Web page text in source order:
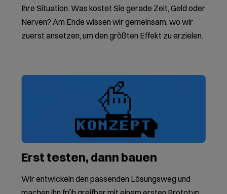
Ihre Situation. Was kostet Sie gerade Zeit, Geld oder
Nerven? Am Ende wissen wir gemeinsam, wo wir
zuerst ansetzen, um den größten Effekt zu erzielen.
Erst testen, dann bauen
Wir entwickeln den passenden Lösungsweg und